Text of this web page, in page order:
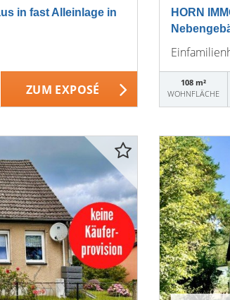
in fast Alleinlage in
ZUM EXPOSÉ
HORN
108 m²
WOHNFLÄCHE